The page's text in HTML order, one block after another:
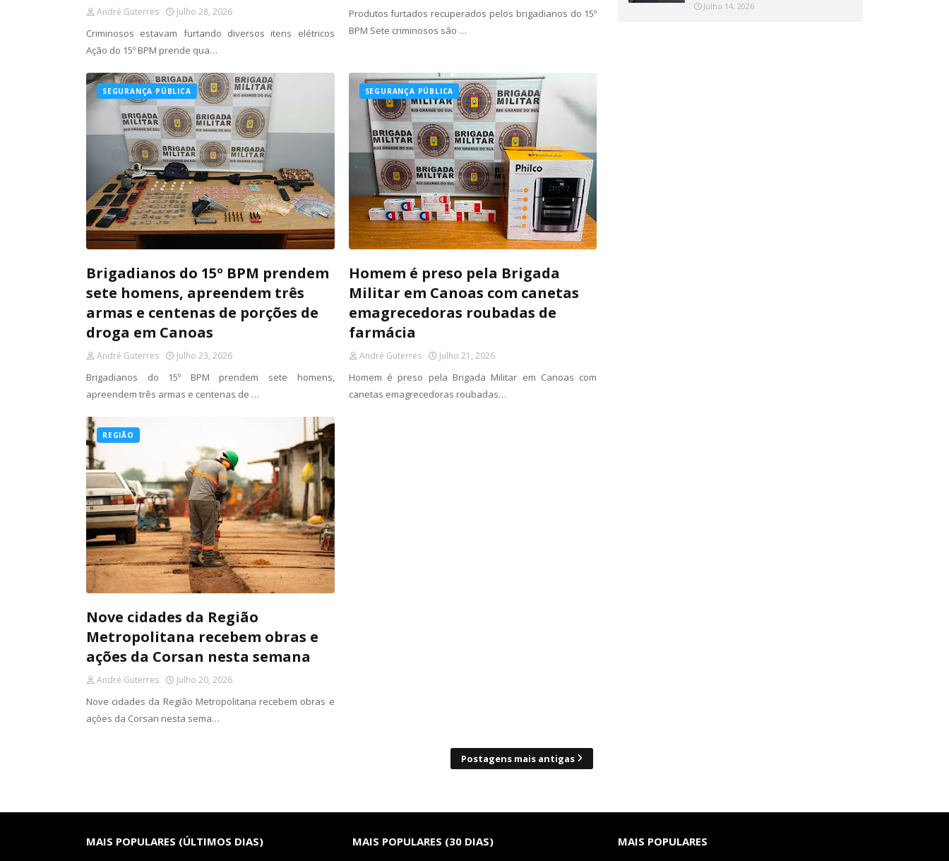
André Guterres Julho 28, 2026
Criminosos estavam furtando diversos itens elétricos
Ação do 15º BPM prende qua…
Produtos furtados recuperados pelos brigadianos do 15º
BPM Sete criminosos são …
SEGURANÇA PÚBLICA
Brigadianos do 15º BPM prendem
sete homens, apreendem três
armas e centenas de porções de
droga em Canoas
André Guterres Julho 23, 2026
Brigadianos do 15º BPM prendem sete homens,
apreendem três armas e centenas de …
SEGURANÇA PÚBLICA
Homem é preso pela Brigada
Militar em Canoas com canetas
emagrecedoras roubadas de
farmácia
André Guterres Julho 21, 2026
Homem é preso pela Brigada Militar em Canoas com
canetas emagrecedoras roubadas…
REGIÃO
Nove cidades da Região
Metropolitana recebem obras e
ações da Corsan nesta semana
André Guterres Julho 20, 2026
Nove cidades da Região Metropolitana recebem obras e
ações da Corsan nesta sema…
Postagens mais antigas
Julho 14, 2026
MAIS POPULARES (ÚLTIMOS DIAS) MAIS POPULARES (30 DIAS) MAIS POPULARES